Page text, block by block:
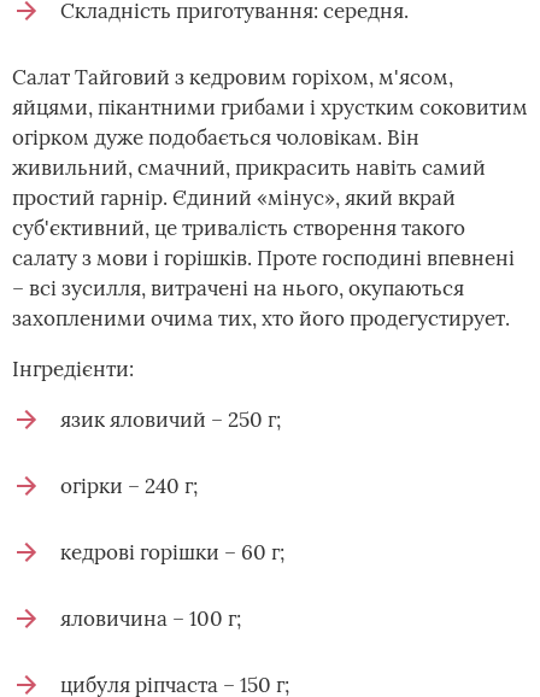
Складність приготування: середня.
Салат Тайговий з кедровим горіхом, м'ясом,
яйцями, пікантними грибами і хрустким соковитим
огірком дуже подобається чоловікам. Він
живильний, смачний, прикрасить навіть самий
простий гарнір. Єдиний «мінус», який вкрай
суб'єктивний, це тривалість створення такого
салату з мови і горішків. Проте господині впевнені
– всі зусилля, витрачені на нього, окупаються
захопленими очима тих, хто його продегустирует.
Інгредієнти:
язик яловичий – 250 г;
огірки – 240 г;
кедрові горішки – 60 г;
яловичина – 100 г;
цибуля ріпчаста – 150 г;